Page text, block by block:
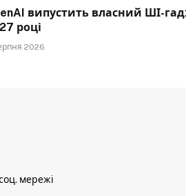
випустить власний ШІ-
році
2026
мережі